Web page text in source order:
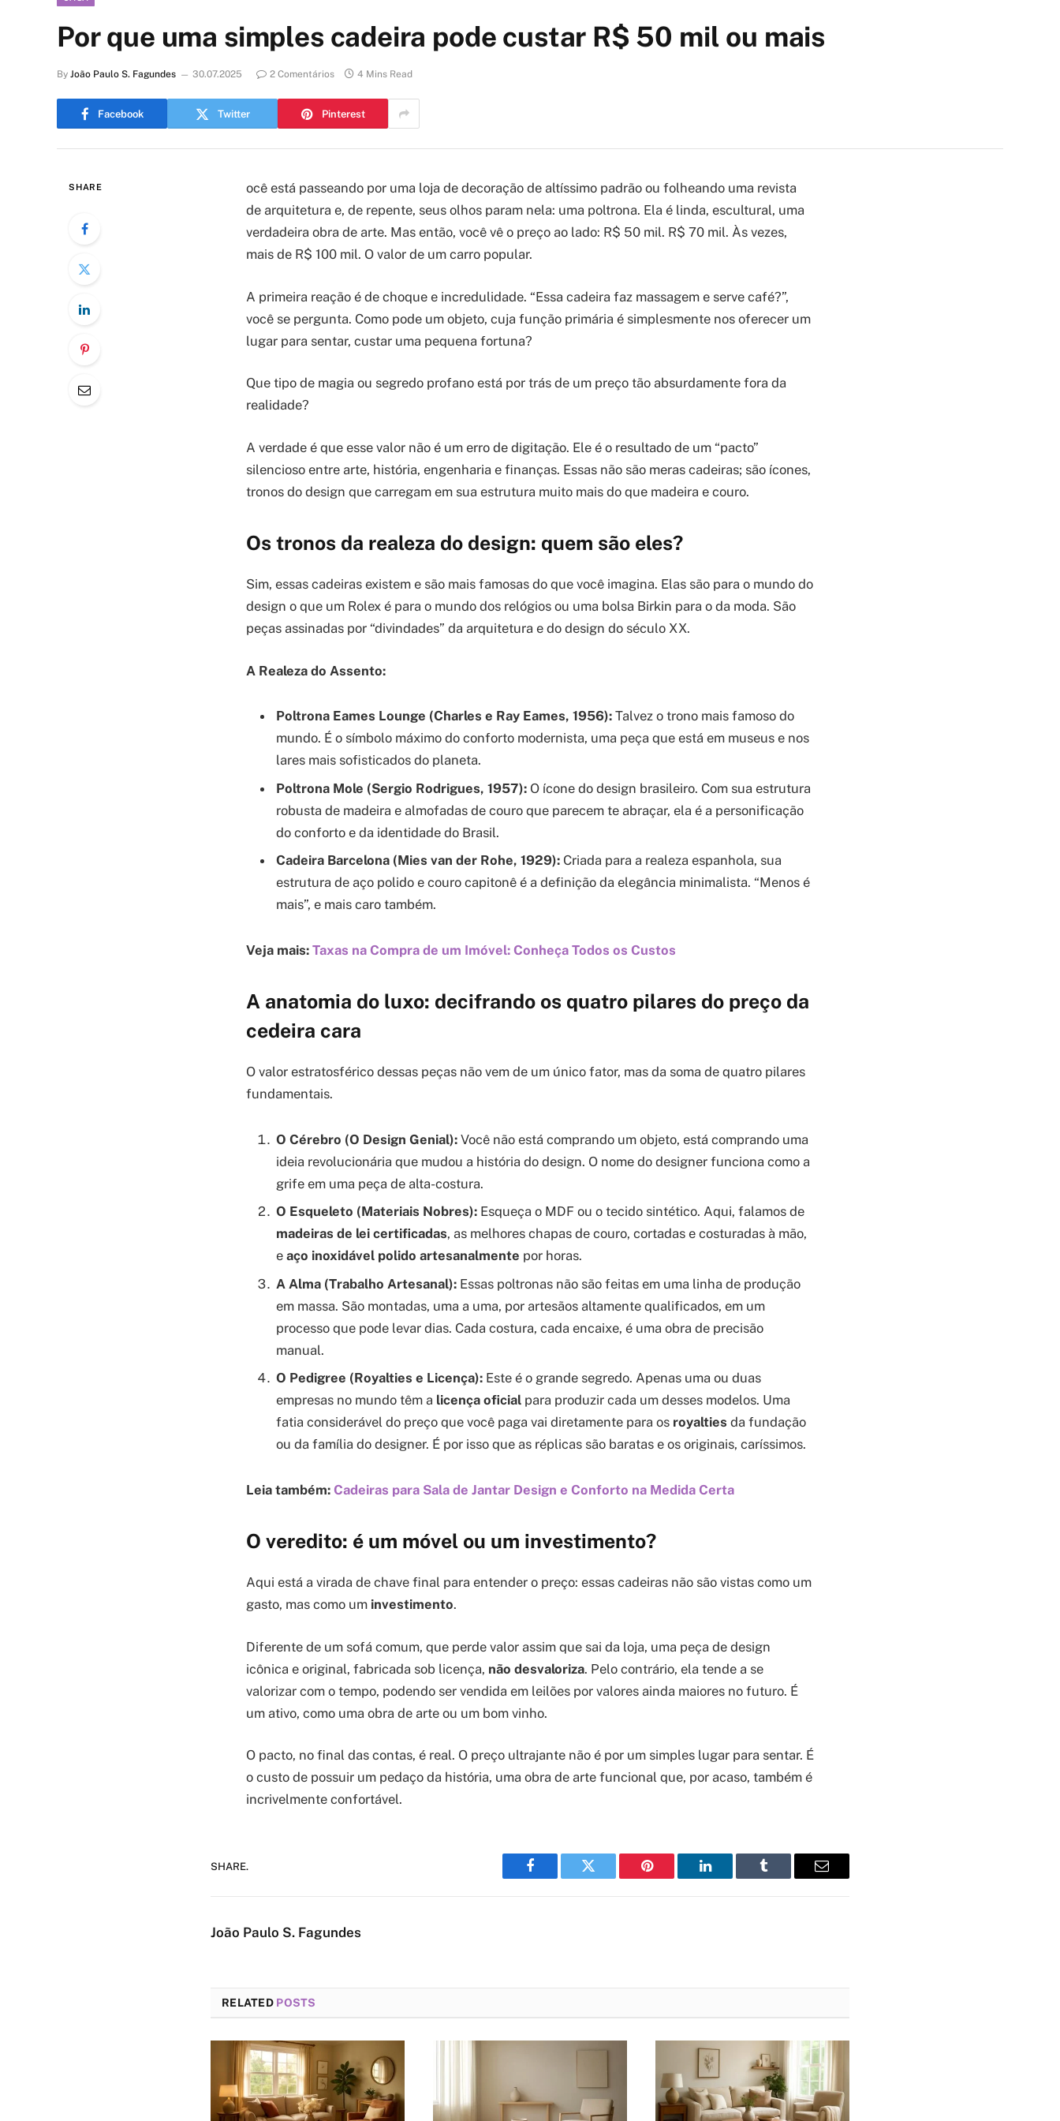
Por que uma simples cadeira pode custar R$ 50 mil ou mais
By João Paulo S. Fagundes 30.07.2025 2 Comentários 4 Mins Read
Facebook Twitter Pinterest
SHARE
ocê está passeando por uma loja de decoração de altíssimo padrão ou folheando uma revista
de arquitetura e, de repente, seus olhos param nela: uma poltrona. Ela é linda, escultural, uma
verdadeira obra de arte. Mas então, você vê o preço ao lado: R$ 50 mil. R$ 70 mil. Às vezes,
mais de R$ 100 mil. O valor de um carro popular.
A primeira reação é de choque e incredulidade. “Essa cadeira faz massagem e serve café?”,
você se pergunta. Como pode um objeto, cuja função primária é simplesmente nos oferecer um
lugar para sentar, custar uma pequena fortuna?
Que tipo de magia ou segredo profano está por trás de um preço tão absurdamente fora da
realidade?
A verdade é que esse valor não é um erro de digitação. Ele é o resultado de um “pacto”
silencioso entre arte, história, engenharia e finanças. Essas não são meras cadeiras; são ícones,
tronos do design que carregam em sua estrutura muito mais do que madeira e couro.
Os tronos da realeza do design: quem são eles?
Sim, essas cadeiras existem e são mais famosas do que você imagina. Elas são para o mundo do
design o que um Rolex é para o mundo dos relógios ou uma bolsa Birkin para o da moda. São
peças assinadas por “divindades” da arquitetura e do design do século XX.
A Realeza do Assento:
Poltrona Eames Lounge (Charles e Ray Eames, 1956): Talvez o trono mais famoso do
mundo. É o símbolo máximo do conforto modernista, uma peça que está em museus e nos
lares mais sofisticados do planeta.
Poltrona Mole (Sergio Rodrigues, 1957): O ícone do design brasileiro. Com sua estrutura
robusta de madeira e almofadas de couro que parecem te abraçar, ela é a personificação
do conforto e da identidade do Brasil.
Cadeira Barcelona (Mies van der Rohe, 1929): Criada para a realeza espanhola, sua
estrutura de aço polido e couro capitonê é a definição da elegância minimalista. “Menos é
mais”, e mais caro também.
Veja mais: Taxas na Compra de um Imóvel: Conheça Todos os Custos
A anatomia do luxo: decifrando os quatro pilares do preço da
cedeira cara
O valor estratosférico dessas peças não vem de um único fator, mas da soma de quatro pilares
fundamentais.
O Cérebro (O Design Genial): Você não está comprando um objeto, está comprando uma
ideia revolucionária que mudou a história do design. O nome do designer funciona como a
grife em uma peça de alta-costura.
O Esqueleto (Materiais Nobres): Esqueça o MDF ou o tecido sintético. Aqui, falamos de
madeiras de lei certificadas, as melhores chapas de couro, cortadas e costuradas à mão,
e aço inoxidável polido artesanalmente por horas.
A Alma (Trabalho Artesanal): Essas poltronas não são feitas em uma linha de produção
em massa. São montadas, uma a uma, por artesãos altamente qualificados, em um
processo que pode levar dias. Cada costura, cada encaixe, é uma obra de precisão
manual.
O Pedigree (Royalties e Licença): Este é o grande segredo. Apenas uma ou duas
empresas no mundo têm a licença oficial para produzir cada um desses modelos. Uma
fatia considerável do preço que você paga vai diretamente para os royalties da fundação
ou da família do designer. É por isso que as réplicas são baratas e os originais, caríssimos.
Leia também: Cadeiras para Sala de Jantar Design e Conforto na Medida Certa
O veredito: é um móvel ou um investimento?
Aqui está a virada de chave final para entender o preço: essas cadeiras não são vistas como um
gasto, mas como um investimento.
Diferente de um sofá comum, que perde valor assim que sai da loja, uma peça de design
icônica e original, fabricada sob licença, não desvaloriza. Pelo contrário, ela tende a se
valorizar com o tempo, podendo ser vendida em leilões por valores ainda maiores no futuro. É
um ativo, como uma obra de arte ou um bom vinho.
O pacto, no final das contas, é real. O preço ultrajante não é por um simples lugar para sentar. É
o custo de possuir um pedaço da história, uma obra de arte funcional que, por acaso, também é
incrivelmente confortável.
SHARE.
Facebook Twitter Pinterest LinkedIn Tumblr Email
João Paulo S. Fagundes
RELATED POSTS